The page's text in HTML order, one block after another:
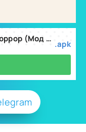
Антарктида 88 Pro: Страшный Хоррор (Мод много денег) v1.8.6 .apk